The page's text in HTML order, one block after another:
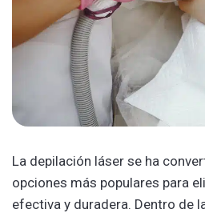
La depilación láser se ha
opciones más populares para
efectiva y duradera. Dentro de